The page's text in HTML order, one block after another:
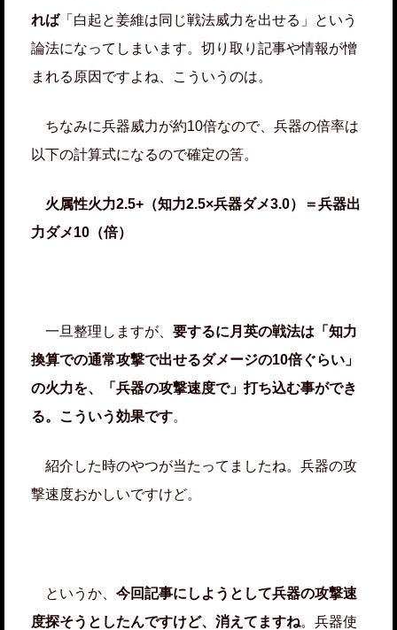
れば「白起と姜維は同じ戦法威力を出せる」という
論法になってしまいます。切り取り記事や情報が憎
まれる原因ですよね、こういうのは。
ちなみに兵器威力が約10倍なので、兵器の倍率は
以下の計算式になるので確定の筈。
火属性火力2.5+（知力2.5×兵器ダメ3.0）＝兵器出
力ダメ10（倍）
一旦整理しますが、 要するに月英の戦法は「知力
換算での通常攻撃で出せるダメージの10倍ぐらい」
の火力を、「兵器の攻撃速度で」打ち込む事ができ
る。こういう効果です。
紹介した時のやつが当たってましたね。兵器の攻
撃速度おかしいですけど。
というか、 今回記事にしようとして兵器の攻撃速
度探そうとしたんですけど、消えてますね。兵器使